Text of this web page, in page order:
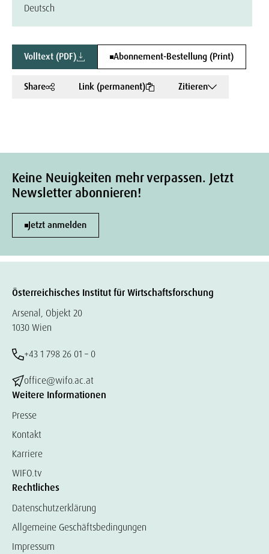
Deutsch
Volltext (PDF) Abonnement-Bestellung (Print)
Share Link (permanent) Zitieren
Keine Neuigkeiten mehr verpassen. Jetzt
Newsletter abonnieren!
Jetzt anmelden
Österreichisches Institut für Wirtschaftsforschung
Arsenal, Objekt 20
1030 Wien
+43 1 798 26 01 – 0
office@wifo.ac.at
Weitere Informationen
Presse
Kontakt
Karriere
WIFO.tv
Rechtliches
Datenschutzerklärung
Allgemeine Geschäftsbedingungen
Impressum